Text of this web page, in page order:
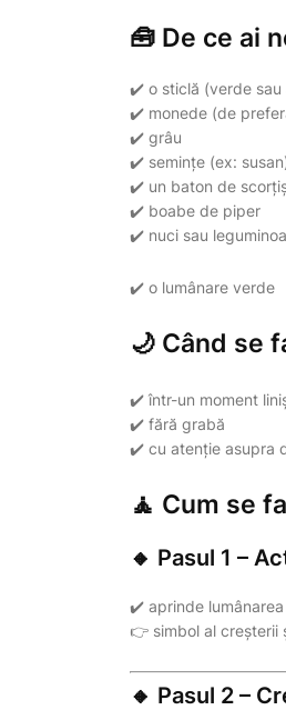
🧰 De ce ai
✔️ o sticlă (verde sau
✔️ monede (de
✔️ grâu
✔️ semințe (ex:
✔️ un baton de
✔️ boabe de piper
✔️ nuci sau
✔️ o lumânare verde
🌙 Când se
✔️ într-un moment
✔️ fără grabă
✔️ cu atenție asupra
🧘 Cum se
🔸 Pasul 1 –
✔️ aprinde
👉 simbol al creșterii
🔸 Pasul 2 –